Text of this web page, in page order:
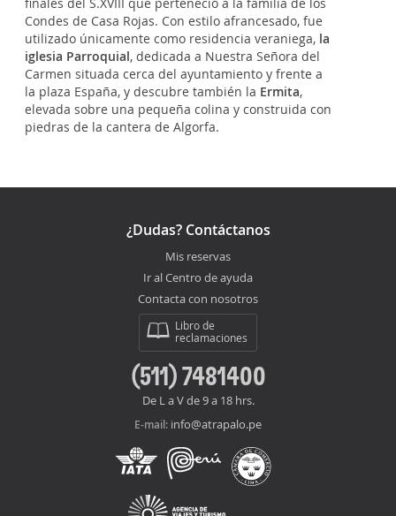
Condes de Casa Rojas. Con estilo afrancesado, fue
utilizado únicamente como residencia veraniega, la
iglesia Parroquial, dedicada a Nuestra Señora del
Carmen situada cerca del ayuntamiento y frente a
la plaza España, y descubre también la Ermita,
elevada sobre una pequeña colina y construida con
piedras de la cantera de Algorfa.
¿Dudas? Contáctanos
Mis reservas
Ir al Centro de ayuda
Contacta con nosotros
Libro de
reclamaciones
(511) 7481400
De L a V de 9 a 18 hrs.
E-mail: info@atrapalo.pe